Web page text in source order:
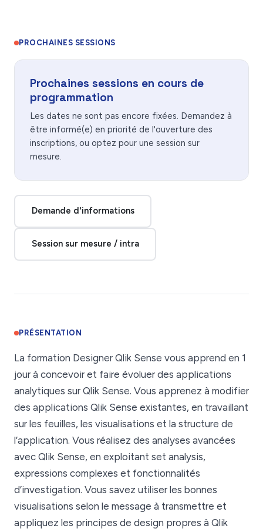
PROCHAINES SESSIONS
Prochaines sessions en cours de
programmation
Les dates ne sont pas encore fixées. Demandez à
être informé(e) en priorité de l'ouverture des
inscriptions, ou optez pour une session sur
mesure.
Demande d'informations
Session sur mesure / intra
PRÉSENTATION
La formation Designer Qlik Sense vous apprend en 1
jour à concevoir et faire évoluer des applications
analytiques sur Qlik Sense. Vous apprenez à modifier
des applications Qlik Sense existantes, en travaillant
sur les feuilles, les visualisations et la structure de
l’application. Vous réalisez des analyses avancées
avec Qlik Sense, en exploitant set analysis,
expressions complexes et fonctionnalités
d’investigation. Vous savez utiliser les bonnes
visualisations selon le message à transmettre et
appliquez les principes de design propres à Qlik